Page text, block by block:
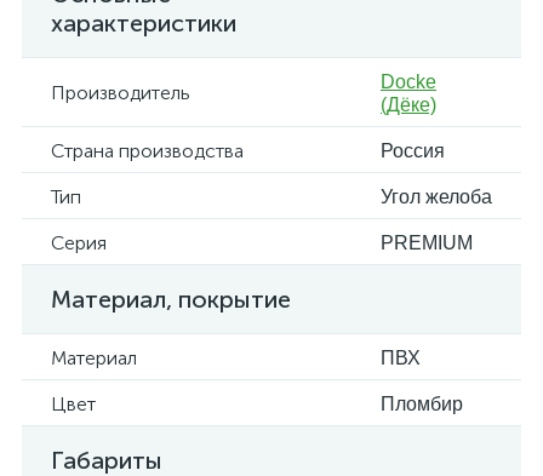
характеристики
Производитель
Docke
(Дёке)
Страна производства Россия
Тип Угол желоба
Серия PREMIUM
Материал, покрытие
Материал ПВХ
Цвет Пломбир
Габариты